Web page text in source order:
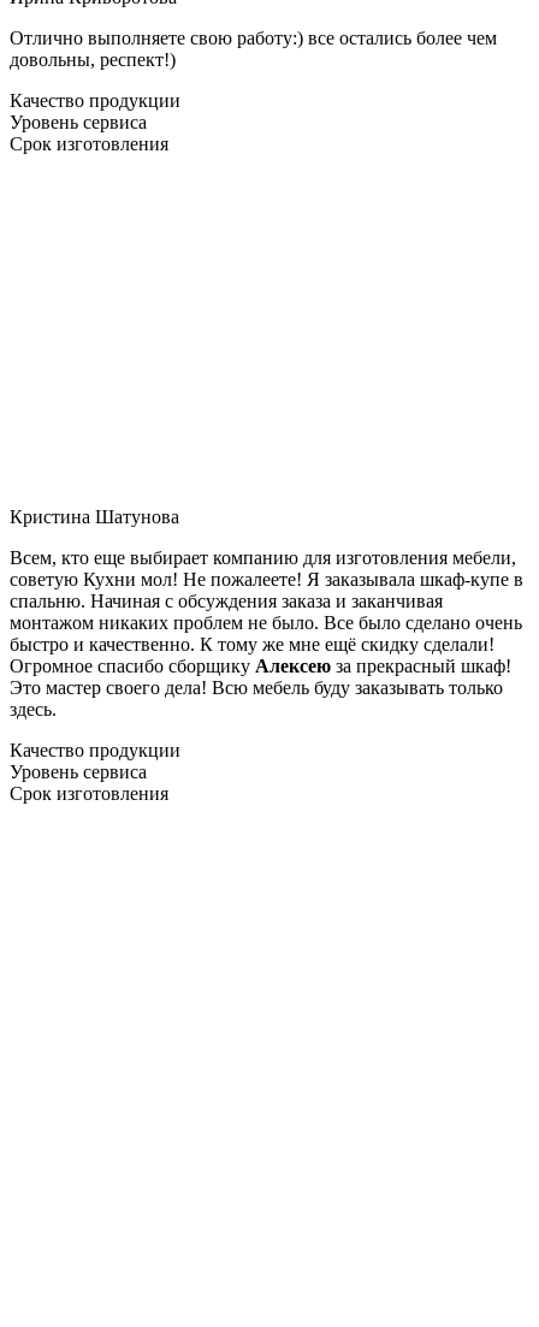
Отлично выполняете свою работу:) все остались более чем
довольны, респект!)
Качество продукции
Уровень сервиса
Срок изготовления
Кристина Шатунова
Всем, кто еще выбирает компанию для изготовления мебели,
советую Кухни мол! Не пожалеете! Я заказывала шкаф-купе в
спальню. Начиная с обсуждения заказа и заканчивая
монтажом никаких проблем не было. Все было сделано очень
быстро и качественно. К тому же мне ещё скидку сделали!
Огромное спасибо сборщику Алексею за прекрасный шкаф!
Это мастер своего дела! Всю мебель буду заказывать только
здесь.
Качество продукции
Уровень сервиса
Срок изготовления